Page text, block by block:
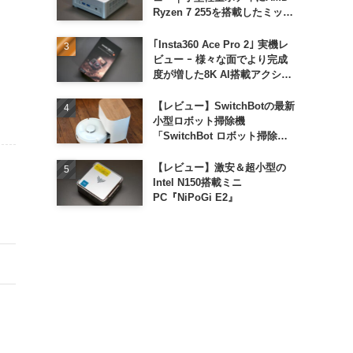
Ryzen 7 255を搭載したミッド
｢Insta360 Ace Pro 2｣ 実機レ
ビュー ｰ 様々な面でより完成
度が増した8K AI搭載アクショ
【レビュー】SwitchBotの最新
小型ロボット掃除機
「SwitchBot ロボット掃除機
【レビュー】激安＆超小型の
Intel N150搭載ミニ
PC『NiPoGi E2』